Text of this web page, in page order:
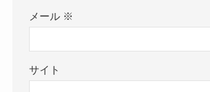
メール ※
サイト